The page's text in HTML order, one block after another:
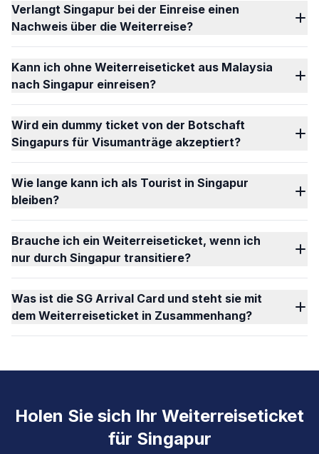
Verlangt Singapur bei der Einreise einen
Nachweis über die Weiterreise?
Kann ich ohne Weiterreiseticket aus Malaysia
nach Singapur einreisen?
Wird ein dummy ticket von der Botschaft
Singapurs für Visumanträge akzeptiert?
Wie lange kann ich als Tourist in Singapur
bleiben?
Brauche ich ein Weiterreiseticket, wenn ich
nur durch Singapur transitiere?
Was ist die SG Arrival Card und steht sie mit
dem Weiterreiseticket in Zusammenhang?
Holen Sie sich Ihr Weiterreiseticket
für Singapur